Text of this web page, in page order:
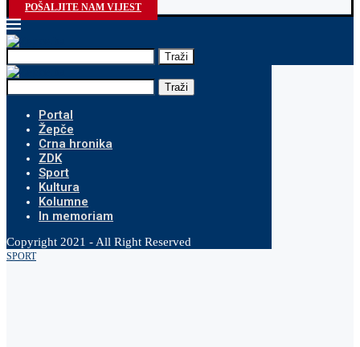
POŠALJITE NAM VIJEST
Traži
Traži
Portal
Žepče
Crna hronika
ZDK
Sport
Kultura
Kolumne
In memoriam
Copyright 2021 - All Right Reserved
SPORT